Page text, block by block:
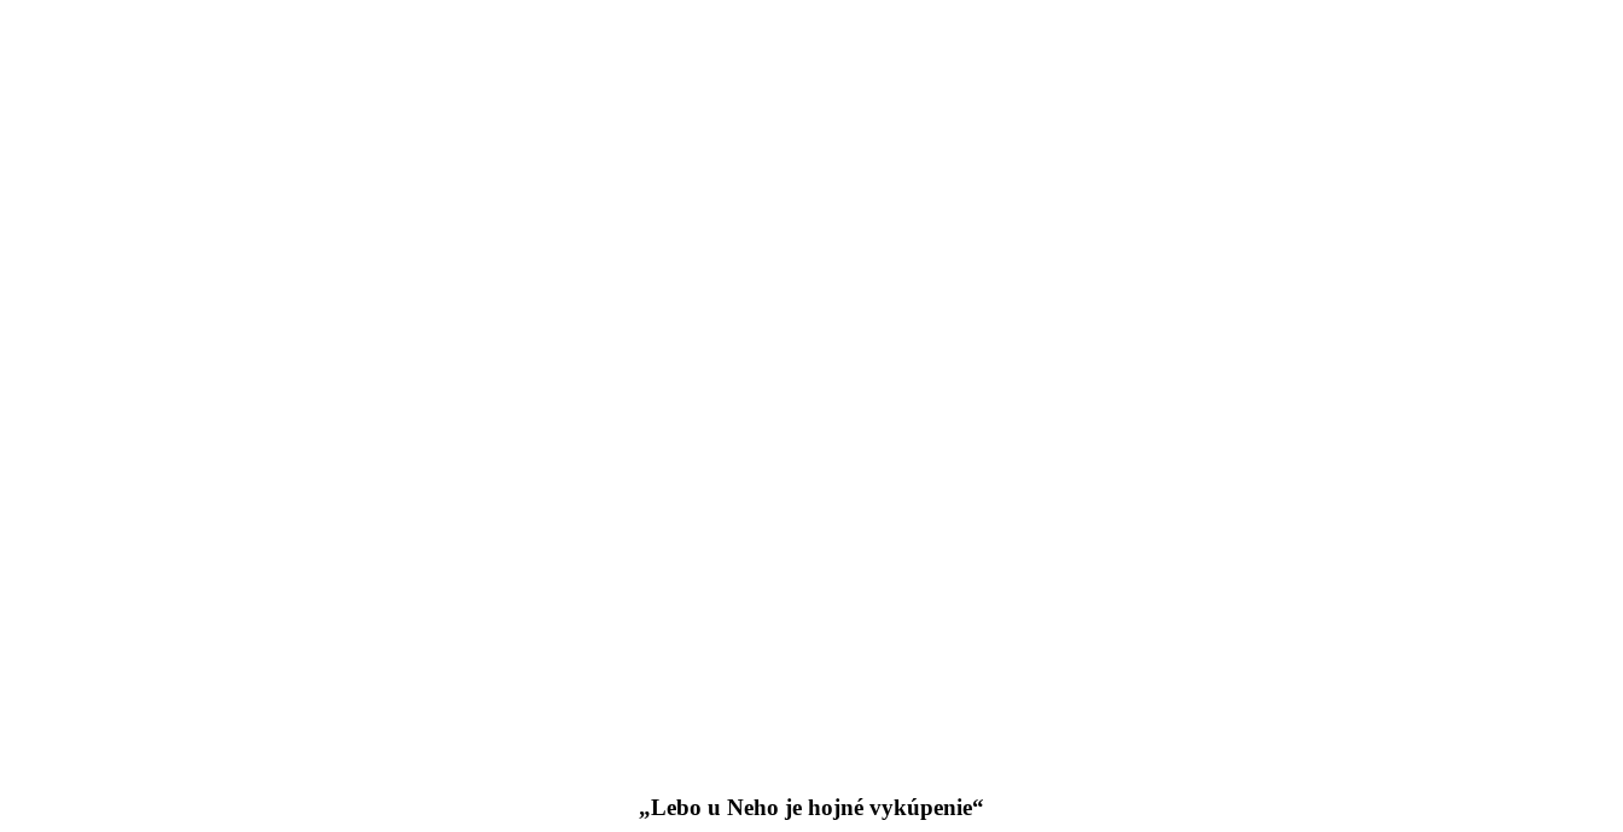
„Lebo u Neho je hojné vykúpenie“